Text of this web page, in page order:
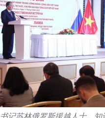
记苏林俄罗斯援越人士、